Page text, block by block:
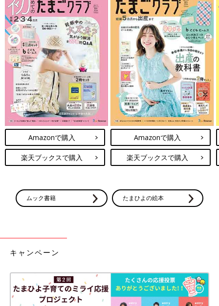
Amazonで購入
楽天ブックスで購入
Amazonで購入
楽天ブックスで購入
ムック書籍 たまひよの絵本
キャンペーン